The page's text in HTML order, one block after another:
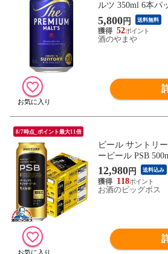
ルツ 350ml 6本パ
5,800円 送料無料
52
酒のやまや
8/7時点_ポイント最大11倍
ビール サントリ
ービール PSB
『CSH』【本州の
12,980円 送料込み
118
お酒のビッグボス